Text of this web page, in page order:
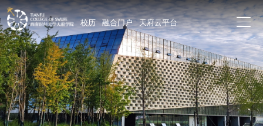
校历 融合门户 天府云平台